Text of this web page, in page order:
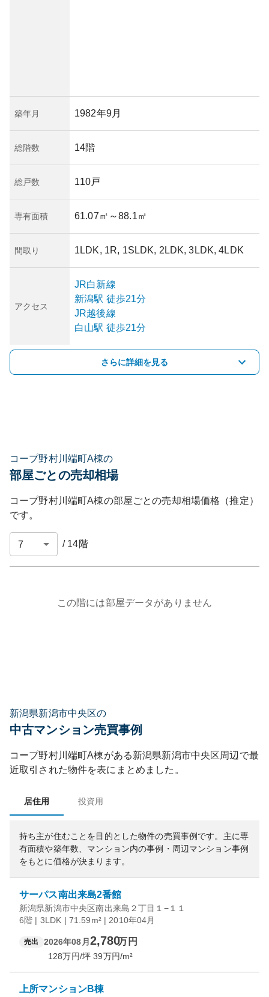
築年月 1982年9月
総階数 14階
総戸数 110戸
専有面積 61.07㎡ ～88.1㎡
間取り 1LDK, 1R, 1SLDK, 2LDK, 3LDK, 4LDK
アクセス
JR白新線
新潟駅 徒歩21分
JR越後線
白山駅 徒歩21分
さらに詳細を見る
コープ野村川端町A棟の
部屋ごとの売却相場
コープ野村川端町A棟の部屋ごとの売却相場価格（推定）
です。
/ 14階
この階には部屋データがありません
新潟県新潟市中央区の
中古マンション売買事例
コープ野村川端町A棟がある新潟県新潟市中央区周辺で最
近取引された物件を表にまとめました。
居住用 投資用
持ち主が住むことを目的とした物件の売買事例です。 主に専
有面積や築年数、マンション内の事例・周辺マンション事例
をもとに価格が決まります。
サーパス南出来島2番館
新潟県新潟市中央区南出来島２丁目１−１１
6階 | 3LDK | 71.59m² | 2010年04月
売出 2026年08月 2,780万円
128万円/坪 39万円/m²
上所マンションB棟